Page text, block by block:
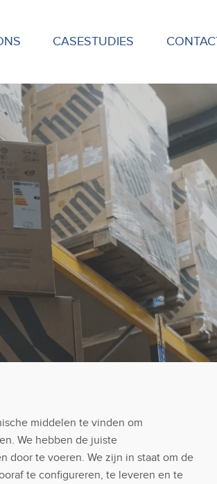
CASESTUDIES
middelen te vinden om
We hebben de juiste
door te voeren. We zijn in staat om de
te configureren, te leveren en te